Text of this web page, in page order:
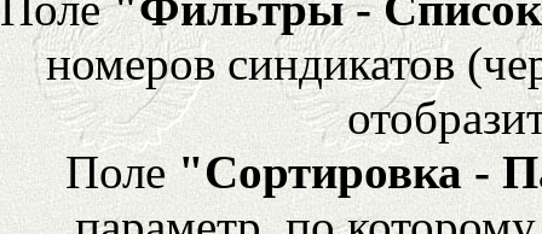
номеров синдикатов
Поле "Сортировка -